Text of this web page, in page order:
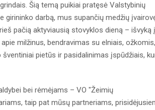
Šią temą puikiai pratęsė Valstybinių
darbą, mus supančių medžių
pačią aktyviausią stovyklos dieną – išvyką į
milžinus, bendravimas su elniais, ožkomis,
pietūs ir pasidalinimas įspūdžiais,
bei rėmėjams – VO "Žeimių
taip pat mūsų partneriams,